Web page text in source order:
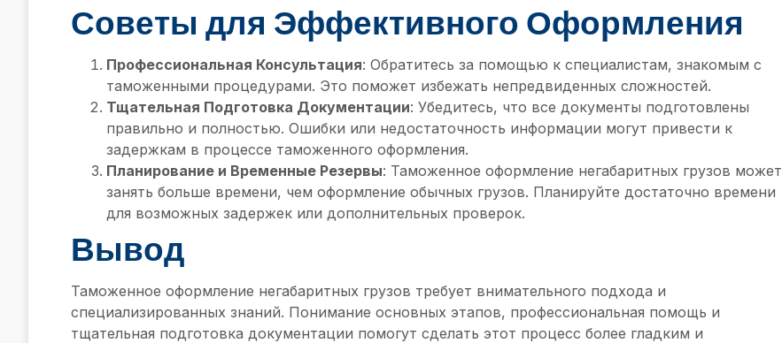
Советы для Эффективного Оформления
Профессиональная Консультация: Обратитесь за помощью к специалистам, знакомым с
таможенными процедурами. Это поможет избежать непредвиденных сложностей.
Тщательная Подготовка Документации: Убедитесь, что все документы подготовлены
правильно и полностью. Ошибки или недостаточность информации могут привести к
задержкам в процессе таможенного оформления.
Планирование и Временные Резервы: Таможенное оформление негабаритных грузов может
занять больше времени, чем оформление обычных грузов. Планируйте достаточно времени
для возможных задержек или дополнительных проверок.
Вывод
Таможенное оформление негабаритных грузов требует внимательного подхода и
специализированных знаний. Понимание основных этапов, профессиональная помощь и
тщательная подготовка документации помогут сделать этот процесс более гладким и